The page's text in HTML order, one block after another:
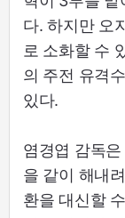
다. 하지만 오
로 소화할 수
의 주전 유격
있다.
염경엽 감독
을 같이 해내
환을 대신할